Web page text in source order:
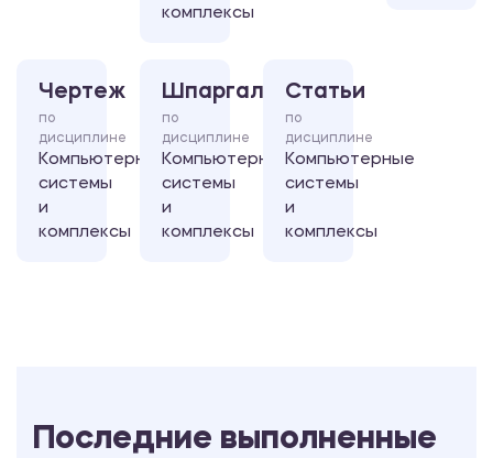
комплексы
Чертеж
по
дисциплине
Компьютерные
системы
и
комплексы
Шпаргалка
по
дисциплине
Компьютерные
системы
и
комплексы
Статьи
по
дисциплине
Компьютерные
системы
и
комплексы
Последние выполненные